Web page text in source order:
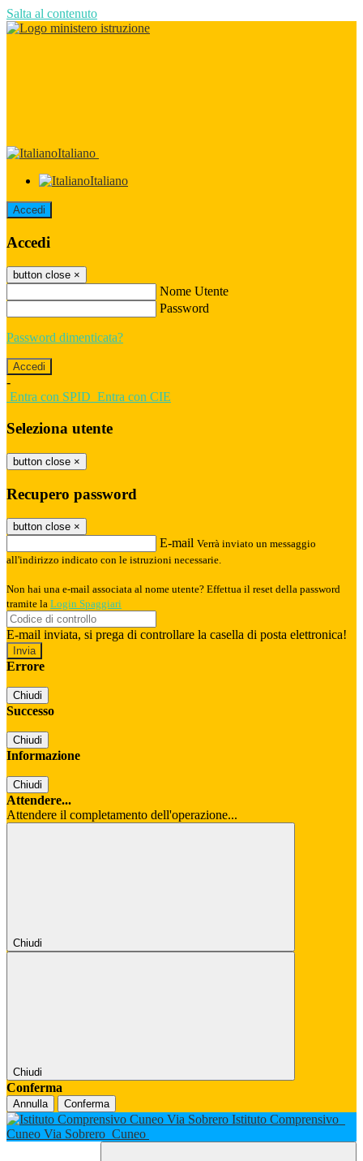
Salta al contenuto
Italiano
Italiano
Accedi
Accedi
button close ×
Nome Utente
Password
Password dimenticata?
-
Entra con SPID Entra con CIE
Seleziona utente
button close ×
Recupero password
button close ×
E-mail Verrà inviato un messaggio
all'indirizzo indicato con le istruzioni necessarie.
Non hai una e-mail associata al nome utente? Effettua il reset della password
tramite la Login Spaggiari
E-mail inviata, si prega di controllare la casella di posta elettronica!
Errore
Chiudi
Successo
Chiudi
Informazione
Chiudi
Attendere...
Attendere il completamento dell'operazione...
Chiudi
Chiudi
Conferma
Annulla Conferma
Istituto Comprensivo
Cuneo Via Sobrero Cuneo